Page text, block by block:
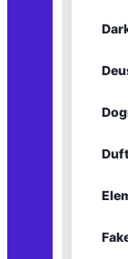
Duft